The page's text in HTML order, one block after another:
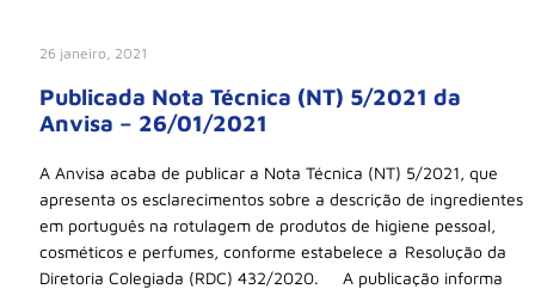
26 janeiro, 2021
Publicada Nota Técnica (NT) 5/2021 da
Anvisa – 26/01/2021
A Anvisa acaba de publicar a Nota Técnica (NT) 5/2021, que
apresenta os esclarecimentos sobre a descrição de ingredientes
em português na rotulagem de produtos de higiene pessoal,
cosméticos e perfumes, conforme estabelece a Resolução da
Diretoria Colegiada (RDC) 432/2020. A publicação informa